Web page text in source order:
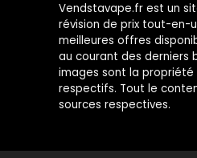
Vendstavape.fr est un
révision de prix tout-en-
meilleures offres
au courant des derniers
images sont la
respectifs. Tout le
sources respectives.